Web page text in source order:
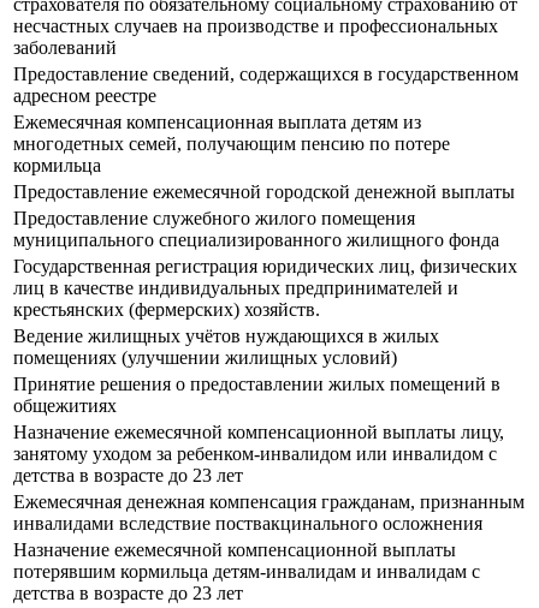
страхователя по обязательному социальному страхованию от
несчастных случаев на производстве и профессиональных
заболеваний
Предоставление сведений, содержащихся в государственном
адресном реестре
Ежемесячная компенсационная выплата детям из
многодетных семей, получающим пенсию по потере
кормильца
Предоставление ежемесячной городской денежной выплаты
Предоставление служебного жилого помещения
муниципального специализированного жилищного фонда
Государственная регистрация юридических лиц, физических
лиц в качестве индивидуальных предпринимателей и
крестьянских (фермерских) хозяйств.
Ведение жилищных учётов нуждающихся в жилых
помещениях (улучшении жилищных условий)
Принятие решения о предоставлении жилых помещений в
общежитиях
Назначение ежемесячной компенсационной выплаты лицу,
занятому уходом за ребенком-инвалидом или инвалидом с
детства в возрасте до 23 лет
Ежемесячная денежная компенсация гражданам, признанным
инвалидами вследствие поствакцинального осложнения
Назначение ежемесячной компенсационной выплаты
потерявшим кормильца детям-инвалидам и инвалидам с
детства в возрасте до 23 лет